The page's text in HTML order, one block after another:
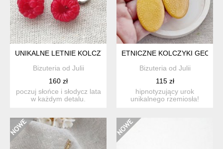
UNIKALNE LETNIE KOLCZYKI: HANDMADE REALISTYCZNE
Bizuteria od Julii
160 zł
poczuj słońce i słodycz lata
w każdym detalu.
ETNICZNE KOLCZYKI
Bizuteria od Julii
115 zł
hipnotyzujący urok
unikalnego rzemiosła!